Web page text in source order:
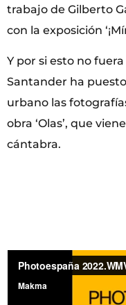
trabajo de Gilberto
con la exposición
Y por si esto no
Santander ha
urbano las
obra ‘Olas’, que
cántabra.